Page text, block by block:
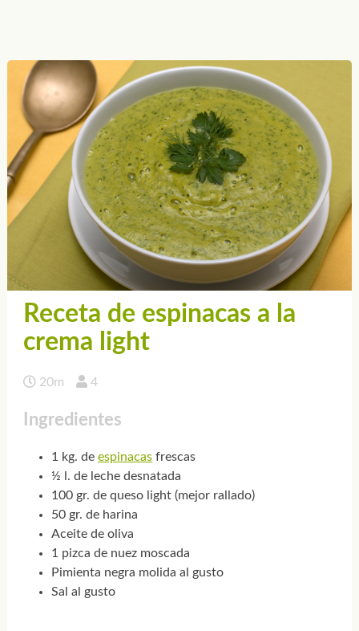
Receta de espinacas a la
crema light
20m 4
Ingredientes
1 kg. de espinacasfrescas
½ l. de leche desnatada
100 gr. de queso light (mejor rallado)
50 gr. de harina
Aceite de oliva
1 pizca de nuez moscada
Pimienta negra molida al gusto
Sal al gusto